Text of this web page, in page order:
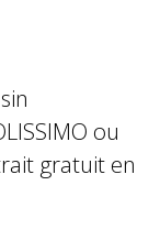
ou
gratuit en